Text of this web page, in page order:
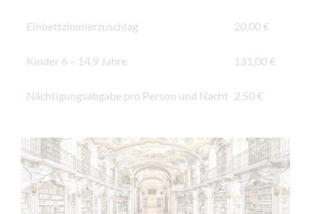
Einbettzimmerzuschlag 20,00 €
Kinder 6 – 14,9 Jahre 131,00 €
Nächtigungsabgabe pro Person und Nacht 2,50 €